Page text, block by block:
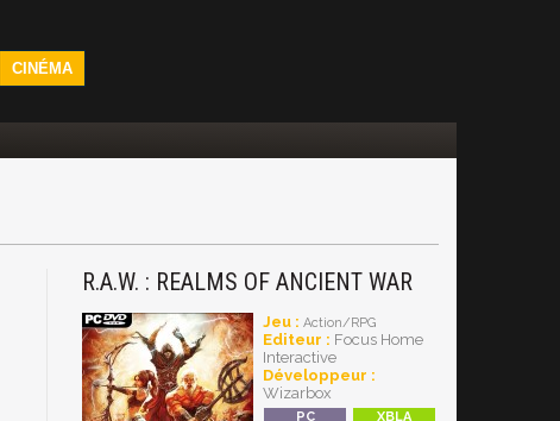
CINÉMA
R.A.W. : REALMS OF ANCIENT WAR
Jeu : Action/RPG
Editeur : Focus Home
Interactive
Développeur :
Wizarbox